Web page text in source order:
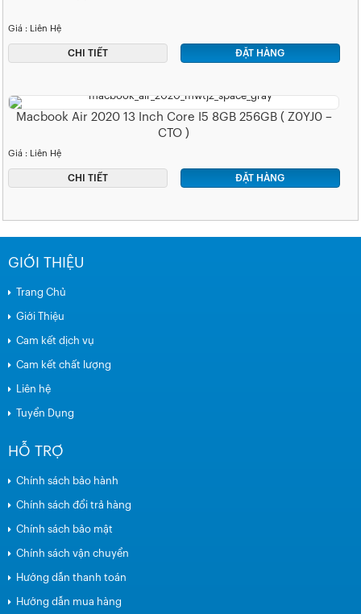
Giá : Liên Hệ
CHI TIẾT ĐẶT HÀNG
Macbook Air 2020 13 Inch Core I5 8GB 256GB ( Z0YJ0 –
CTO )
Giá : Liên Hệ
CHI TIẾT ĐẶT HÀNG
GIỚI THIỆU
Trang Chủ
Giới Thiệu
Cam kết dịch vụ
Cam kết chất lượng
Liên hệ
Tuyển Dụng
HỖ TRỢ
Chính sách bảo hành
Chính sách đổi trả hàng
Chính sách bảo mật
Chính sách vận chuyển
Hướng dẫn thanh toán
Hướng dẫn mua hàng